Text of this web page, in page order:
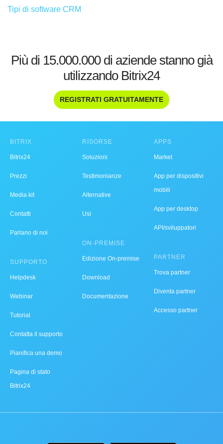
Tipi di software CRM
Più di 15.000.000 di aziende stanno già
utilizzando Bitrix24
REGISTRATI GRATUITAMENTE
BITRIX
Bitrix24
Prezzi
Media kit
Contatti
Parlano di noi
SUPPORTO
Helpdesk
Webinar
Tutorial
Contatta il supporto
Pianifica una demo
Pagina di stato
Bitrix24
RISORSE
Soluzioni
Testimonianze
Alternative
Usi
ON-PREMISE
Edizione On-premise
Download
Documentazione
APPS
Market
App per dispositivi
mobili
App per desktop
API/sviluppatori
PARTNER
Trova partner
Diventa partner
Accesso partner